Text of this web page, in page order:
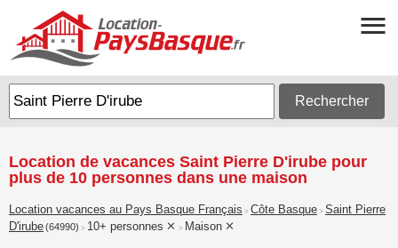
Rechercher
Location de vacances Saint Pierre D'irube pour
plus de 10 personnes dans une maison
Location vacances au Pays Basque Français > Côte Basque > Saint Pierre
D'irube(64990) > 10+ personnes > Maison